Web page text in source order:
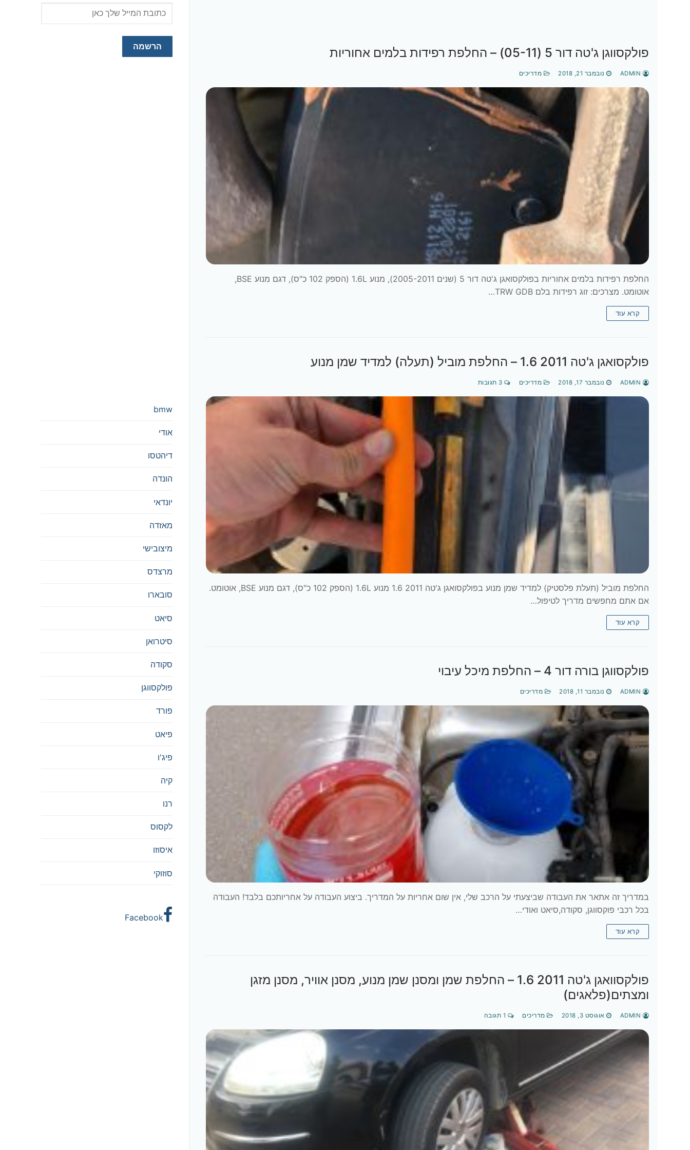
פולקסווגן ג'טה דור 5 (05-11) – החלפת רפידות בלמים אחוריות
נובמבר 21, 2018 מדריכים
החלפת רפידות בלמים אחוריות בפולקסואגן ג'טה דור 5 (שנים 2005-2011), מנוע 1.6L (הספק 102 כ"ס), דגם מנוע BSE,
אוטומט. מצרכים: זוג רפידות בלם TRW GDB…
קרא עוד
פולקסואגן ג'טה 2011 1.6‎ – החלפת מוביל (תעלה) למדיד שמן מנוע
נובמבר 17, 2018 מדריכים
החלפת מוביל (תעלת פלסטיק) למדיד שמן מנוע בפולקסואגן ג'טה 2011 1.6 מנוע 1.6L (הספק 102 כ"ס), דגם מנוע BSE, אוטומט.
אם אתם מחפשים מדריך לטיפול…
קרא עוד
פולקסווגן בורה דור 4 – החלפת מיכל עיבוי
נובמבר 11, 2018 מדריכים
​במדריך זה אתאר את העבודה שביצעתי על הרכב שלי, אין שום אחריות על המדריך. ביצוע העבודה על אחריותכם בלבד! העבודה
בכל רכבי פוקסווגן, סקודה,סיאט ואודי…
קרא עוד
פולקסוואגן ג'טה 2011 1.6 – החלפת שמן ומסנן שמן מנוע, מסנן אוויר, מסנן מזגן
ומצתים(פלאגים)
אוגוסט 3, 2018 מדריכים
bmw
אודי
דיהטסו
הונדה
יונדאי
מאזדה
מיצובישי
מרצדס
סובארו
סיאט
סיטרואן
סקודה
פולקסווגן
פורד
פיאט
פיג'ו
קיה
רנו
לקסוס
איסוזו
סוזוקי
Facebook